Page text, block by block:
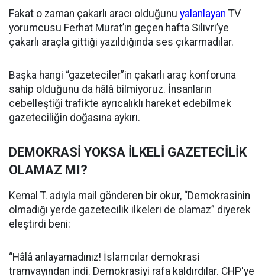
Fakat o zaman çakarlı aracı olduğunu yalanlayan TV
yorumcusu Ferhat Murat’ın geçen hafta Silivri’ye
çakarlı araçla gittiği yazıldığında ses çıkarmadılar.
Başka hangi “gazeteciler”in çakarlı araç konforuna
sahip olduğunu da hâlâ bilmiyoruz. İnsanların
cebelleştiği trafikte ayrıcalıklı hareket edebilmek
gazeteciliğin doğasına aykırı.
DEMOKRASİ YOKSA İLKELİ GAZETECİLİK
OLAMAZ MI?
Kemal T. adıyla mail gönderen bir okur, “Demokrasinin
olmadığı yerde gazetecilik ilkeleri de olamaz” diyerek
eleştirdi beni:
“Hâlâ anlayamadınız! İslamcılar demokrasi
tramvayından indi. Demokrasiyi rafa kaldırdılar. CHP'ye